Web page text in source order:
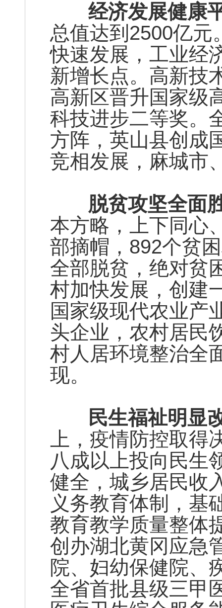
经济发展健康
总值达到2500亿元
快速发展，工业经
新增长点。高新技
高新区晋升国家级
科技进步二等奖。
方阵，英山县创成
竞相发展，麻城市
脱贫攻坚全面
本方略，上下同心
部摘帽，892个贫
全部脱贫，绝对贫
村加快发展，创建
国家级现代农业产
头企业，农村居民
村人居环境整治全
现。
民生福祉明显
上，疫情防控取
八成以上投向民生
健全，城乡居民收
义务教育体制，基
教育教学质量整体
创办湖北黄冈应急
院、妇幼保健院、
全省首批县级三甲